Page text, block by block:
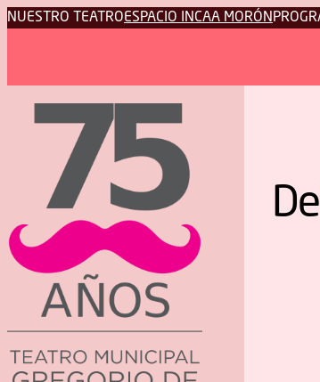
NUESTRO TEATROESPACIO INCAA MORÓN